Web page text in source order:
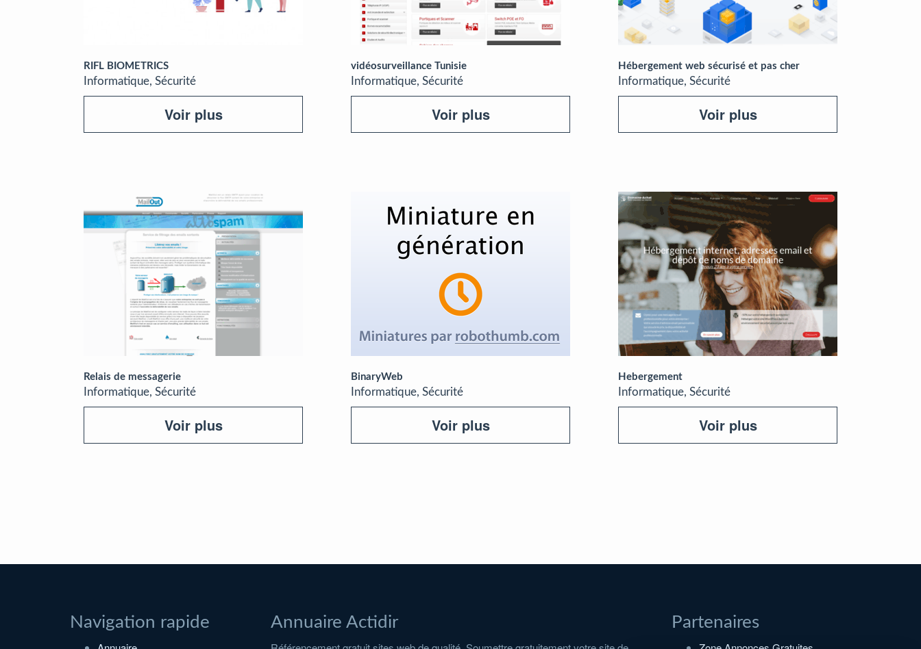
RIFL BIOMETRICS
Informatique, Sécurité
Voir plus
vidéosurveillance Tunisie
Informatique, Sécurité
Voir plus
Hébergement web sécurisé et pas cher
Informatique, Sécurité
Voir plus
Relais de messagerie
Informatique, Sécurité
Voir plus
BinaryWeb
Informatique, Sécurité
Voir plus
Hebergement
Informatique, Sécurité
Voir plus
Navigation rapide Annuaire Actidir Partenaires